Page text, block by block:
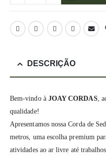
DESCRIÇÃO
Bem-vindo à JOAY CORDAS,
qualidade!
Apresentamos nossa Corda de
metros, uma escolha premium
atividades ao ar livre até